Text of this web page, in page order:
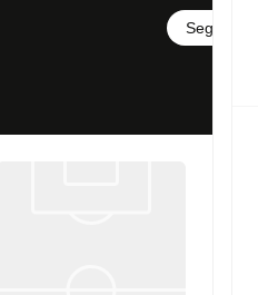
Seguir